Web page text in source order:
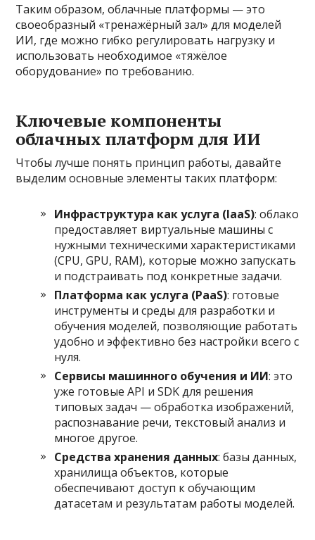
Таким образом, облачные платформы — это
своеобразный «тренажёрный зал» для моделей
ИИ, где можно гибко регулировать нагрузку и
использовать необходимое «тяжёлое
оборудование» по требованию.
Ключевые компоненты
облачных платформ для ИИ
Чтобы лучше понять принцип работы, давайте
выделим основные элементы таких платформ:
Инфраструктура как услуга (IaaS): облако
предоставляет виртуальные машины с
нужными техническими характеристиками
(CPU, GPU, RAM), которые можно запускать
и подстраивать под конкретные задачи.
Платформа как услуга (PaaS): готовые
инструменты и среды для разработки и
обучения моделей, позволяющие работать
удобно и эффективно без настройки всего с
нуля.
Сервисы машинного обучения и ИИ: это
уже готовые API и SDK для решения
типовых задач — обработка изображений,
распознавание речи, текстовый анализ и
многое другое.
Средства хранения данных: базы данных,
хранилища объектов, которые
обеспечивают доступ к обучающим
датасетам и результатам работы моделей.